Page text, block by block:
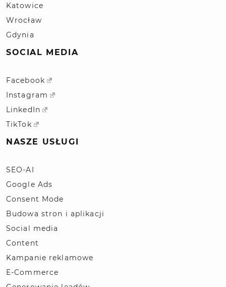
Katowice
Wrocław
Gdynia
SOCIAL MEDIA
Facebook
Instagram
LinkedIn
TikTok
NASZE USŁUGI
SEO-AI
Google Ads
Consent Mode
Budowa stron i aplikacji
Social media
Content
Kampanie reklamowe
E-Commerce